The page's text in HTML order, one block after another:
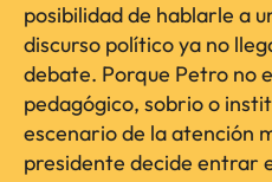
posibilidad de hablarle a
discurso político ya no
debate. Porque Petro no
pedagógico, sobrio o
escenario de la atención
presidente decide entrar